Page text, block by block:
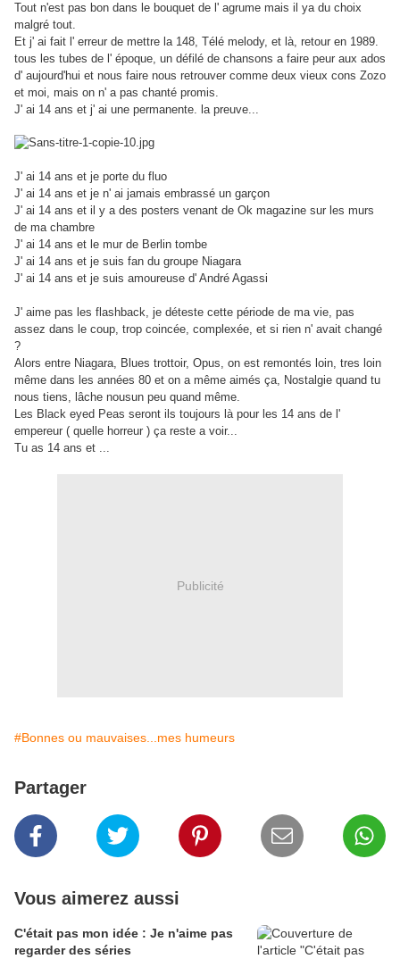
Tout n'est pas bon dans le bouquet de l' agrume mais il ya du choix
malgré tout.
Et j' ai fait l' erreur de mettre la 148, Télé melody, et là, retour en 1989.
tous les tubes de l' époque, un défilé de chansons a faire peur aux ados
d' aujourd'hui et nous faire nous retrouver comme deux vieux cons Zozo
et moi, mais on n' a pas chanté promis.
J' ai 14 ans et j' ai une permanente. la preuve...
J' ai 14 ans et je porte du fluo
J' ai 14 ans et je n' ai jamais embrassé un garçon
J' ai 14 ans et il y a des posters venant de Ok magazine sur les murs
de ma chambre
J' ai 14 ans et le mur de Berlin tombe
J' ai 14 ans et je suis fan du groupe Niagara
J' ai 14 ans et je suis amoureuse d' André Agassi
J' aime pas les flashback, je déteste cette période de ma vie, pas
assez dans le coup, trop coincée, complexée, et si rien n' avait changé
?
Alors entre Niagara, Blues trottoir, Opus, on est remontés loin, tres loin
même dans les années 80 et on a même aimés ça, Nostalgie quand tu
nous tiens, lâche nousun peu quand même.
Les Black eyed Peas seront ils toujours là pour les 14 ans de l'
empereur ( quelle horreur ) ça reste a voir...
Tu as 14 ans et ...
Publicité
#Bonnes ou mauvaises...mes humeurs
Partager
Vous aimerez aussi
C'était pas mon idée : Je n'aime pas
regarder des séries